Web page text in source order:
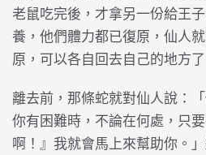
老鼠吃完後，才拿另一份給王
養，他們體力都已復原，仙人
原，可以各自回去自己的地方了
離去前，那條蛇就對仙人說：
你有困難時，不論在何處，只
啊！』我就會馬上來幫助你。